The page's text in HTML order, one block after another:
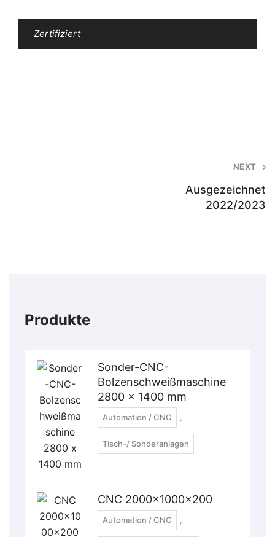
Zertifiziert
NEXT
Ausgezeichnet
2022/2023
Produkte
Sonder-CNC-
Bolzenschweißmaschine
2800 x 1400 mm
Automation / CNC
Tisch-/ Sonderanlagen
CNC 2000x1000x200
Automation / CNC